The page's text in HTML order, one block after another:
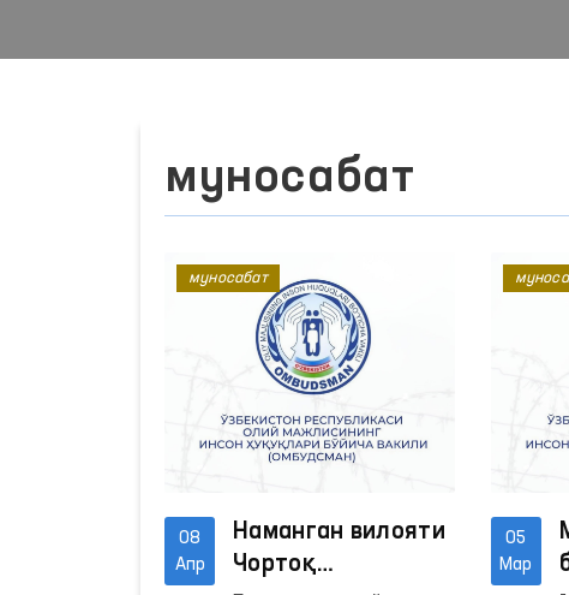
муносабат
08
Апр
Наманган вилояти
Чортоқ
муносабат
05
Мар